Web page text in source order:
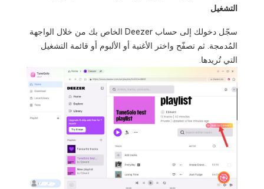
التشغيل
سجّل دخولك إلى حساب Deezer الخاص بك من خلال الواجهة
المُدمجة. ثم تصفّح واختر الأغنية أو الألبوم أو قائمة التشغيل
التي تُريدها.